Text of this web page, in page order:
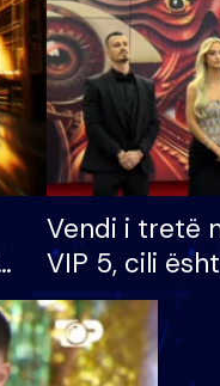
Vendi i tretë
VIP 5, cili
radhës që lë